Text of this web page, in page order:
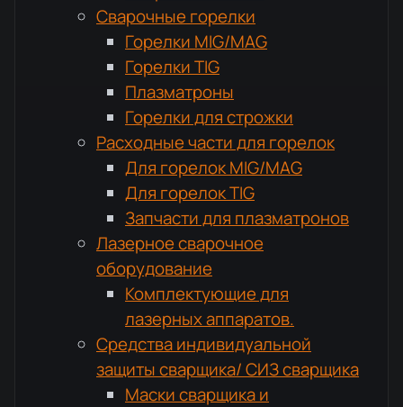
Сварочные горелки
Горелки MIG/MAG
Горелки TIG
Плазматроны
Горелки для строжки
Расходные части для горелок
Для горелок MIG/MAG
Для горелок TIG
Запчасти для плазматронов
Лазерное сварочное
оборудование
Комплектующие для
лазерных аппаратов.
Средства индивидуальной
защиты сварщика/ СИЗ сварщика
Маски сварщика и